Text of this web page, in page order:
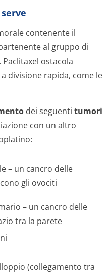
serve
contenente il
al gruppo di
ostacola
divisione rapida, come le
dei seguenti tumori
con un altro
– un cancro delle
gli ovociti
– un cancro delle
tra la parete
(collegamento tra